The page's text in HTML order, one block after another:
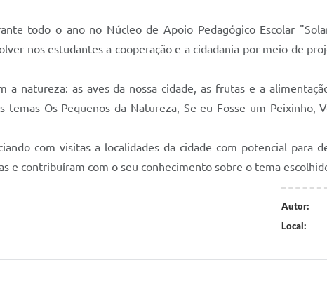
todo o ano no Núcleo de Apoio Pedagógico Escolar
nos estudantes a cooperação e a cidadania por meio de
natureza: as aves da nossa cidade, as frutas e a
Os Pequenos da Natureza, Se eu Fosse um Peixinho,
com visitas a localidades da cidade com potencial para
e contribuíram com o seu conhecimento sobre o tema
Autor:
Local: